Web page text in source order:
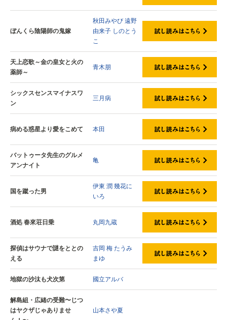
ぼんくら陰陽師の鬼嫁
秋田みやび遠野
由来子 しのとう
こ
天上恋歌～金の皇女と火の
薬師～
青木朋
シックスセンスマイナスワ
ン
三月病
病める惑星より愛をこめて 本田
バットゥータ先生のグルメ
アンナイト
亀
国を蹴った男
伊東 潤幾花に
いろ
酒処 春來荘日乗 丸岡九蔵
探偵はサウナで謎をととの
える
吉岡 梅たうみ
まゆ
地獄の沙汰も犬次第 國立アルバ
解島組・広緒の受難〜じつ
はヤクザじゃありませ
山本さや夏